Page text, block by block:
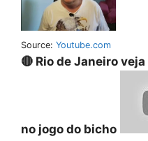
Source: Youtube.com
🔴 Rio de Janeiro
no jogo do bicho